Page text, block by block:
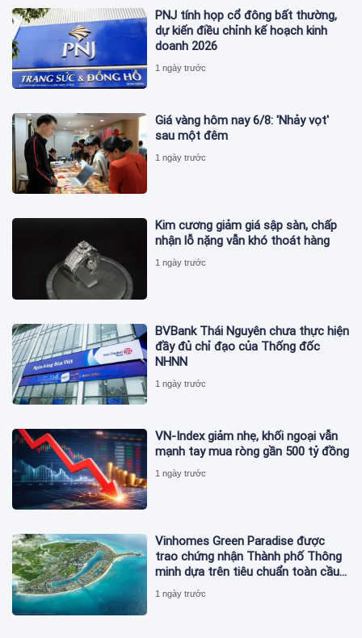
PNJ tính họp cổ đông bất thường,
dự kiến điều chỉnh kế hoạch kinh
doanh 2026
1 ngày trước
Giá vàng hôm nay 6/8: 'Nhảy vọt'
sau một đêm
1 ngày trước
Kim cương giảm giá sập sàn, chấp
nhận lỗ nặng vẫn khó thoát hàng
1 ngày trước
BVBank Thái Nguyên chưa thực hiện
đầy đủ chỉ đạo của Thống đốc
NHNN
1 ngày trước
VN-Index giảm nhẹ, khối ngoại vẫn
mạnh tay mua ròng gần 500 tỷ đồng
1 ngày trước
Vinhomes Green Paradise được
trao chứng nhận Thành phố Thông
minh dựa trên tiêu chuẩn toàn cầu
ISO 37122
1 ngày trước